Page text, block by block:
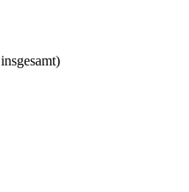
insgesamt)